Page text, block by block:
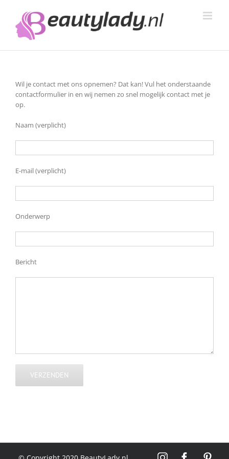
inhoud
Wil je contact met ons opnemen? Dat kan! Vul het onderstaande
contactformulier in en wij nemen zo snel mogelijk contact met je
op.
Naam (verplicht)
E-mail (verplicht)
Onderwerp
Bericht